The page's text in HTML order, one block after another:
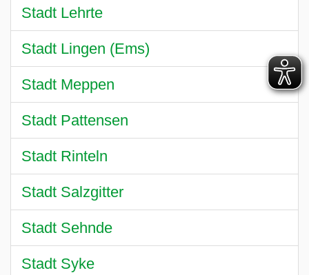
Stadt Lehrte
Stadt Lingen (Ems)
Stadt Meppen
Stadt Pattensen
Stadt Rinteln
Stadt Salzgitter
Stadt Sehnde
Stadt Syke